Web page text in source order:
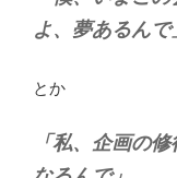
よ、夢あるんで
とか
「私、企画の